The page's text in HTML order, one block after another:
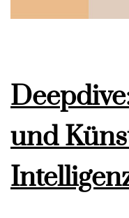
und